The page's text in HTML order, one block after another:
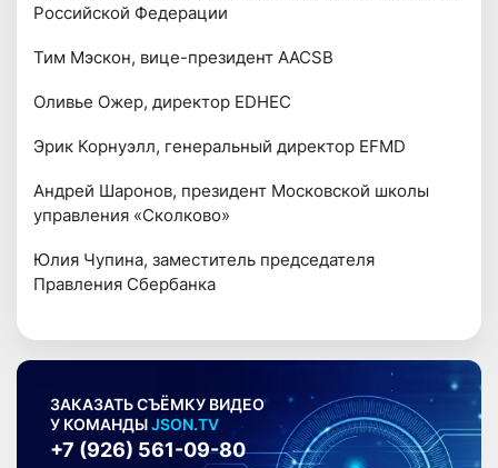
Российской Федерации
Тим Мэскон, вице-президент ААСSB
Оливье Ожер, директор EDHEC
Эрик Корнуэлл, генеральный директор EFMD
Андрей Шаронов, президент Московской школы
управления «Сколково»
Юлия Чупина, заместитель председателя
Правления Сбербанка
ЗАКАЗАТЬ СЪЁМКУ ВИДЕО
У КОМАНДЫJSON.TV
+7 (926) 561-09-80